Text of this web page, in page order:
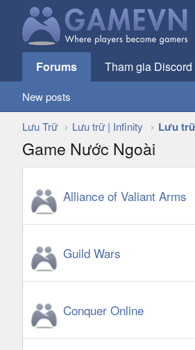
Forums Tham gia Discord
New posts
Lưu Trữ Lưu trữ | Infinity Lưu
Game Nước Ngoài
Alliance of Valiant Arms
Guild Wars
Conquer Online